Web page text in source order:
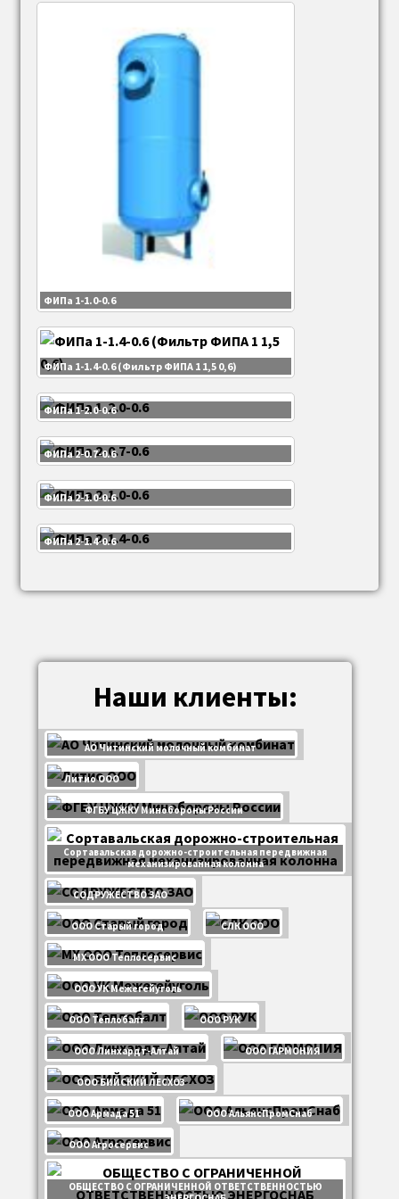
ФИПа 1-1.0-0.6
ФИПа 1-1.4-0.6 (Фильтр ФИПА 1 1,5 0,6)
ФИПа 1-2.0-0.6
ФИПа 2-0.7-0.6
ФИПа 2-1.0-0.6
ФИПа 2-1.4-0.6
Наши клиенты:
АО Читинский молочный комбинат
Литио ООО
ФГБУ ЦЖКУ Минобороны России
Сортавальская дорожно-строительная передвижная
механизированная колонна
СОДРУЖЕСТВО ЗАО
ООО Старый город СЛК ООО
МХ ООО Теплосервис
ООО УК Межегейуголь
ООО Теплобалт ООО РУК
ООО Линхардт-Алтай ООО ГАРМОНИЯ
ООО БИЙСКИЙ ЛЕСХОЗ
ООО Армада 51 ООО АльянсПромСнаб
ООО Агросервис
ОБЩЕСТВО С ОГРАНИЧЕННОЙ ОТВЕТСТВЕННОСТЬЮ